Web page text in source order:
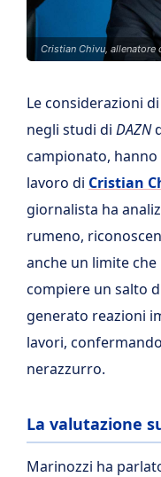
Cristian Chivu, allenatore
Le considerazioni di
negli studi di DAZN
campionato,
lavoro di Cristian
giornalista ha
rumeno,
anche un limite
compiere un salto
generato reazioni
lavori,
nerazzurro.
La valutazione
Marinozzi ha